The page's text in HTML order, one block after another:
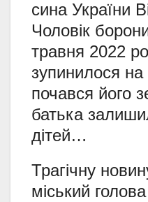
сина України
Чоловік
травня 2022
зупинилося
почався його
батька
дітей…
Трагічну
міський